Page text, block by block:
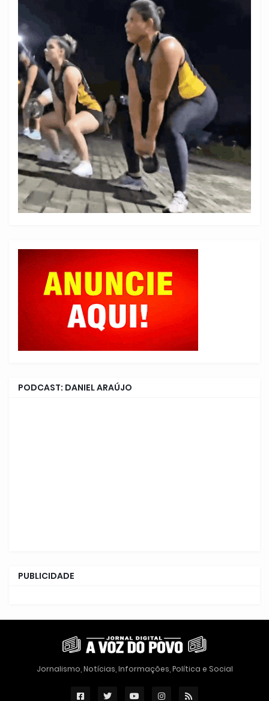
PODCAST: DANIEL ARAÚJO
PUBLICIDADE
Jornalismo, Notícias, Informações, Política e Social